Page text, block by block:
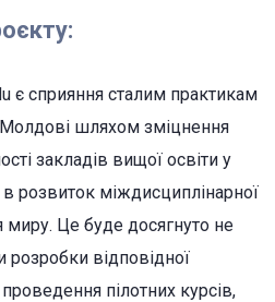
є сприяння сталим практикам
Молдові шляхом зміцнення
закладів вищої освіти у
в розвиток міждисциплінарної
миру. Це буде досягнуто не
відповідної
пілотних курсів,